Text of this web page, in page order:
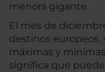
menorá gigante.
El mes de
destinos europeos,
máximas y mínimas
significa que